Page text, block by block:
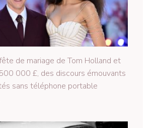
de mariage de Tom Holland et
000 £, des discours émouvants
sans téléphone portable